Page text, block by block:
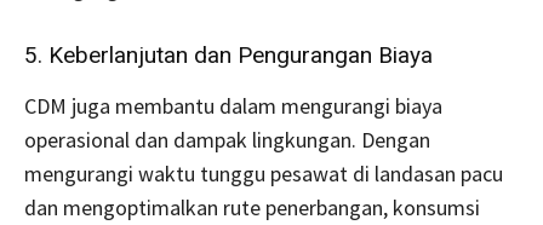
5. Keberlanjutan dan Pengurangan Biaya
CDM juga membantu dalam mengurangi biaya
operasional dan dampak lingkungan. Dengan
mengurangi waktu tunggu pesawat di landasan pacu
dan mengoptimalkan rute penerbangan, konsumsi